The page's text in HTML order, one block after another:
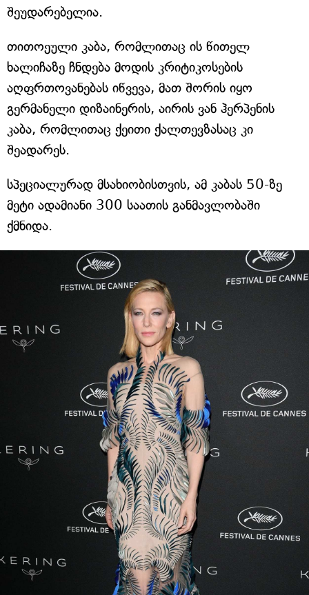
შეუდარებელია.
თითოეული კაბა, რომლითაც ის წითელ
ხალიჩაზე ჩნდება მოდის კრიტიკოსების
აღფრთოვანებას იწვევა, მათ შორის იყო
გერმანელი დიზაინერის, აირის ვან ჰერპენის
კაბა, რომლითაც ქეითი ქალთევზასაც კი
შეადარეს.
სპეციალურად მსახიობისთვის, ამ კაბას 50-ზე
მეტი ადამიანი 300 საათის განმავლობაში
ქმნიდა.